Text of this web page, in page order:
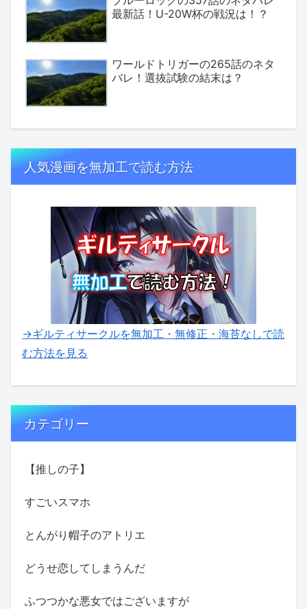
最新話！U-20W杯の戦況は！？
ワールドトリガーの265話のネタ
バレ！選抜試験の結末は？
人気漫画を無加工で読む方法
→ギルティサークルを無加工・無修正・海苔なしで読
む方法を見る
カテゴリー
【推しの子】
すごいスマホ
とんがり帽子のアトリエ
どうせ恋してしまうんだ
ふつつかな悪女ではございますが